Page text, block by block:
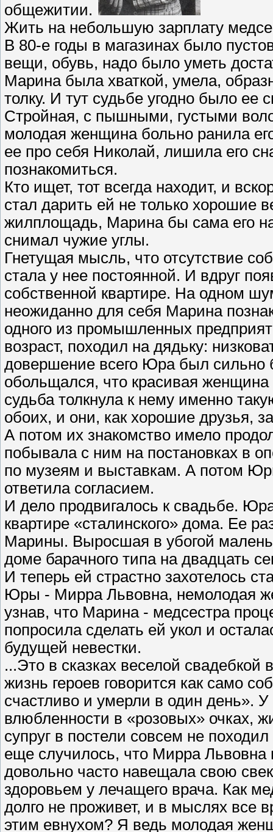
общежитии.
Жить на небольшую зарплату
В 80-е годы в магазинах было
вещи, обувь, надо было уметь
Марина была хваткой, умела,
толку. И тут судьбе угодно было
Стройная, с пышными, густыми
молодая женщина больно ранила
ее про себя Николай, лишила его
познакомиться.
Кто ищет, тот всегда находит, и
стал дарить ей не только хорошие
жилплощадь, Марина бы сама его
снимал чужие углы.
Гнетущая мысль, что отсутствие
стала у нее постоянной. И вдруг
собственной квартире. На одном
неожиданно для себя Марина
одного из промышленных
возраст, походил на дядьку:
довершение всего Юра был сильно
обольщался, что красивая
судьба толкнула к нему именно
обоих, и они, как хорошие друзья,
А потом их знакомство имело
побывала с ним на постановках в
по музеям и выставкам. А потом
ответила согласием.
И дело продвигалось к свадьбе.
квартире «сталинского» дома. Ее
Марины. Выросшая в убогой
доме барачного типа на двадцать
И теперь ей страстно захотелось
Юры - Мирра Львовна, немолодая
узнав, что Марина - медсестра
попросила сделать ей укол и
будущей невестки.
...Это в сказках веселой
жизнь героев говорится как само
счастливо и умерли в один день».
влюбленности в «розовых» очках,
супруг в постели совсем не
еще случилось, что Мирра Львовна
довольно часто навещала свою
здоровьем у лечащего врача. Как
долго не проживет, и в мыслях все
этим евнухом? Я ведь молодая